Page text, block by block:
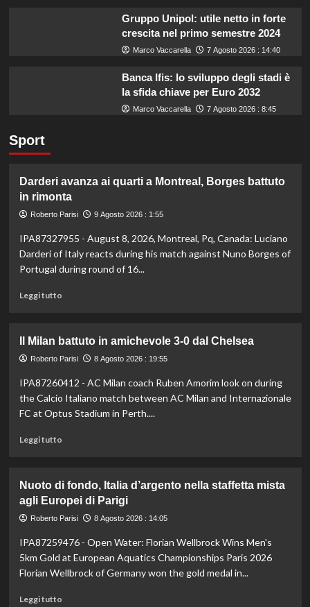
Gruppo Unipol: utile netto in forte
crescita nel primo semestre 2024
Marco Vaccarella 7 Agosto 2026 : 14:40
Banca Ifis: lo sviluppo degli stadi è
la sfida chiave per Euro 2032
Marco Vaccarella 7 Agosto 2026 : 8:45
Sport
Darderi avanza ai quarti a Montreal, Borges battuto
in rimonta
Roberto Parisi 9 Agosto 2026 : 1:55
IPA87327955 - August 8, 2026, Montreal, Pq, Canada: Luciano
Darderi of Italy reacts during his match against Nuno Borges of
Portugal during round of 16...
Leggi tuttoLeggi
Darderi
avanza
quarti
a
Montreal,
battuto
Il Milan battuto in amichevole 3-0 dal Chelsea
Roberto Parisi 8 Agosto 2026 : 19:55
IPA87260412 - AC Milan coach Ruben Amorim look on during
the Calcio Italiano match between AC Milan and Internazionale
FC at Optus Stadium in Perth....
Leggi tuttoLeggi
Il
Milan
battuto
amichevole
3-
0
Nuoto di fondo, Italia d’argento nella staffetta mista
agli Europei di Parigi
Roberto Parisi 8 Agosto 2026 : 14:05
IPA87259476 - Open Water: Florian Wellbrock Wins Men's
5km Gold at European Aquatics Championships Paris 2026
Florian Wellbrock of Germany won the gold medal in...
Leggi tuttoLeggi